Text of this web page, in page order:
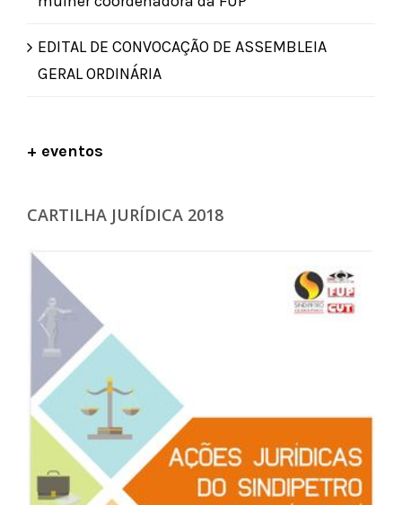
EDITAL DE CONVOCAÇÃO DE ASSEMBLEIA
GERAL ORDINÁRIA
+ eventos
CARTILHA JURÍDICA 2018